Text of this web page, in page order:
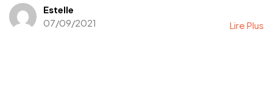
Estelle
07/09/2021
Lire Plus